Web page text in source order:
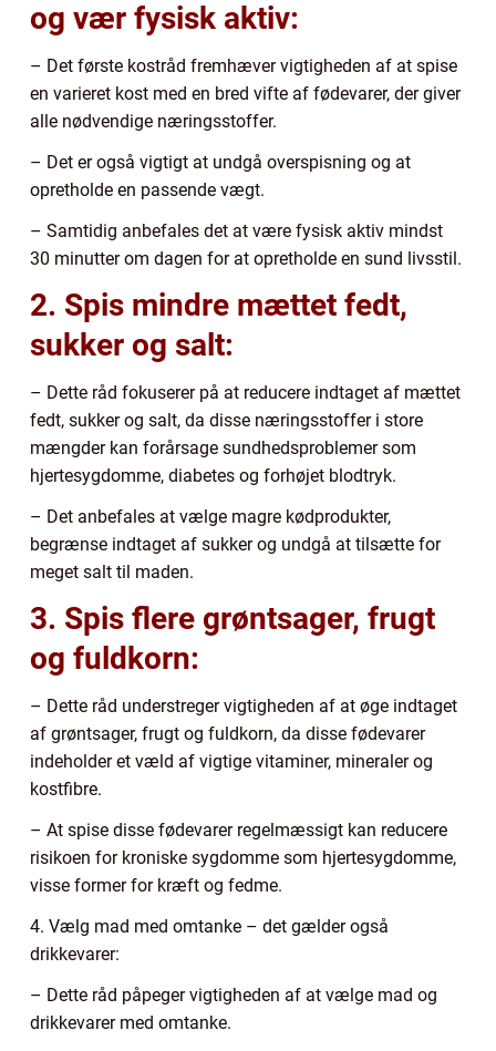
og vær fysisk aktiv:
– Det første kostråd fremhæver vigtigheden af at spise
en varieret kost med en bred vifte af fødevarer, der giver
alle nødvendige næringsstoffer.
– Det er også vigtigt at undgå overspisning og at
opretholde en passende vægt.
– Samtidig anbefales det at være fysisk aktiv mindst
30 minutter om dagen for at opretholde en sund livsstil.
2. Spis mindre mættet fedt,
sukker og salt:
– Dette råd fokuserer på at reducere indtaget af mættet
fedt, sukker og salt, da disse næringsstoffer i store
mængder kan forårsage sundhedsproblemer som
hjertesygdomme, diabetes og forhøjet blodtryk.
– Det anbefales at vælge magre kødprodukter,
begrænse indtaget af sukker og undgå at tilsætte for
meget salt til maden.
3. Spis flere grøntsager, frugt
og fuldkorn:
– Dette råd understreger vigtigheden af at øge indtaget
af grøntsager, frugt og fuldkorn, da disse fødevarer
indeholder et væld af vigtige vitaminer, mineraler og
kostfibre.
– At spise disse fødevarer regelmæssigt kan reducere
risikoen for kroniske sygdomme som hjertesygdomme,
visse former for kræft og fedme.
4. Vælg mad med omtanke – det gælder også
drikkevarer:
– Dette råd påpeger vigtigheden af at vælge mad og
drikkevarer med omtanke.